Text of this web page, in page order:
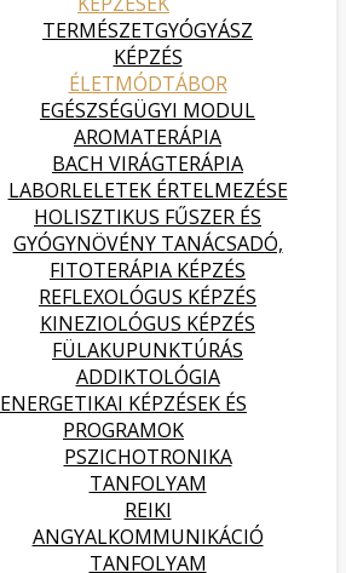
TERMÉSZETGYÓGYÁSZ
KÉPZÉS
ÉLETMÓDTÁBOR
EGÉSZSÉGÜGYI MODUL
AROMATERÁPIA
BACH VIRÁGTERÁPIA
LABORLELETEK ÉRTELMEZÉSE
HOLISZTIKUS FŰSZER ÉS
GYÓGYNÖVÉNY TANÁCSADÓ,
FITOTERÁPIA KÉPZÉS
REFLEXOLÓGUS KÉPZÉS
KINEZIOLÓGUS KÉPZÉS
FÜLAKUPUNKTÚRÁS
ADDIKTOLÓGIA
ENERGETIKAI KÉPZÉSEK ÉS
PROGRAMOK
PSZICHOTRONIKA
TANFOLYAM
REIKI
ANGYALKOMMUNIKÁCIÓ
TANFOLYAM